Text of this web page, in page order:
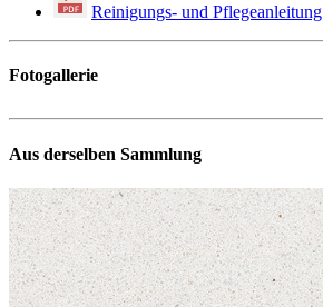
Reinigungs- und Pflegeanleitung
Fotogallerie
Aus derselben Sammlung